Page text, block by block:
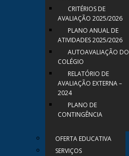
CRITÉRIOS DE
AVALIAÇÃO 2025/2026
PLANO ANUAL DE
ATIVIDADES 2025/2026
AUTOAVALIAÇÃO DO
COLÉGIO
RELATÓRIO DE
AVALIAÇÃO EXTERNA –
2024
PLANO DE
CONTINGÊNCIA
OFERTA EDUCATIVA
SERVIÇOS